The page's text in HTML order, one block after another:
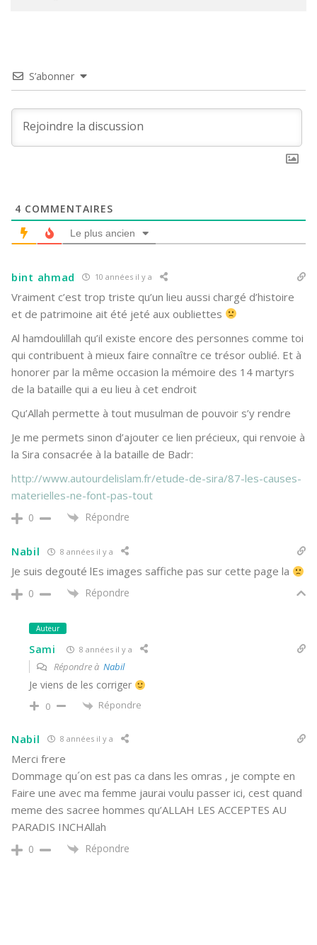
S’abonner
4 COMMENTAIRES
Le plus ancien
bint ahmad 10 années il y a
Vraiment c’est trop triste qu’un lieu aussi chargé d’histoire
et de patrimoine ait été jeté aux oubliettes
Al hamdoulillah qu’il existe encore des personnes comme toi
qui contribuent à mieux faire connaître ce trésor oublié. Et à
honorer par la même occasion la mémoire des 14 martyrs
de la bataille qui a eu lieu à cet endroit
Qu’Allah permette à tout musulman de pouvoir s’y rendre
Je me permets sinon d’ajouter ce lien précieux, qui renvoie à
la Sira consacrée à la bataille de Badr:
http://www.autourdelislam.fr/etude-de-sira/87-les-causes-
materielles-ne-font-pas-tout
0 Répondre
Nabil 8 années il y a
Je suis degouté lEs images saffiche pas sur cette page la
0 Répondre
Auteur
Sami 8 années il y a
Répondre à Nabil
Je viens de les corriger
0 Répondre
Nabil 8 années il y a
Merci frere
Dommage qu´on est pas ca dans les omras , je compte en
Faire une avec ma femme jaurai voulu passer ici, cest quand
meme des sacree hommes qu’ALLAH LES ACCEPTES AU
PARADIS INCHAllah
0 Répondre